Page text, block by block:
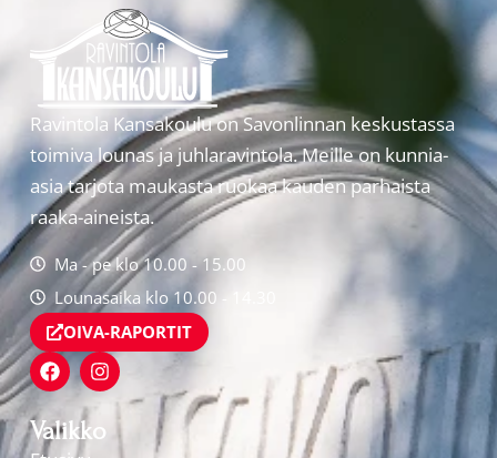
Ravintola Kansakoulu on Savonlinnan keskustassa
toimiva lounas ja juhlaravintola. Meille on kunnia-
asia tarjota maukasta ruokaa kauden parhaista
raaka-aineista.
Ma - pe klo 10.00 - 15.00
Lounasaika klo 10.00 - 14.30
OIVA-RAPORTIT
Valikko